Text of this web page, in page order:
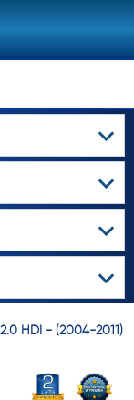
HDI - (2004-2011)